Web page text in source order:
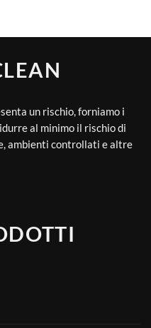
un rischio, forniamo i
al minimo il rischio di
ambienti controllati e altre